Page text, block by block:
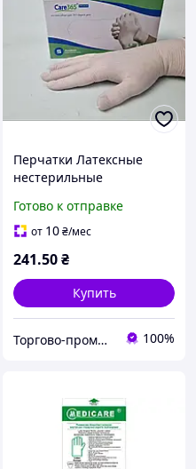
Перчатки Латексные
нестерильные
TM Care365 "S" (1 пачка)
Готово к отправке
от 10₴/мес
241.50₴
Купить
Торгово-промышленная компания: Зав Маг Пром 100%